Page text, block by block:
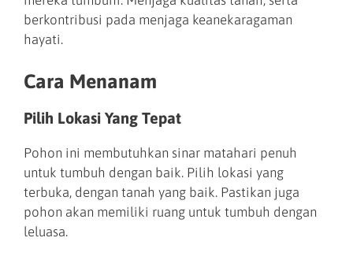
berkontribusi pada menjaga keanekaragaman
hayati.
Cara Menanam
Pilih Lokasi Yang Tepat
Pohon ini membutuhkan sinar matahari penuh
untuk tumbuh dengan baik. Pilih lokasi yang
terbuka, dengan tanah yang baik. Pastikan juga
pohon akan memiliki ruang untuk tumbuh dengan
leluasa.